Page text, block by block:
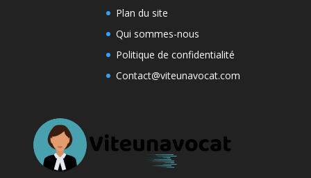
Plan du site
Qui sommes-nous
Politique de confidentialité
Contact@viteunavocat.com